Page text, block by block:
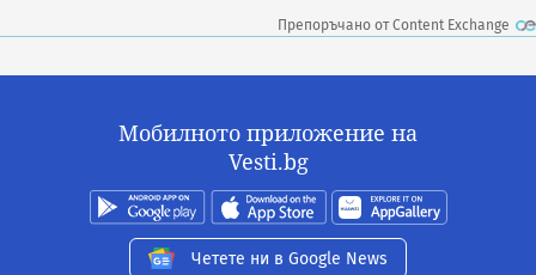
Препоръчано от Content Exchange
Мобилното приложение на
Vesti.bg
Четете ни в Google News